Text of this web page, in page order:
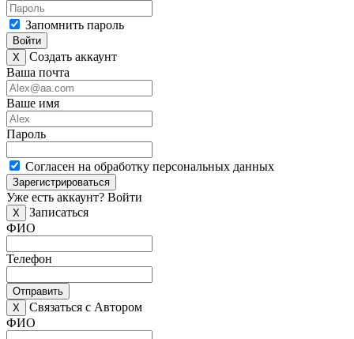
Запомнить пароль
Войти
X
Создать аккаунт
Ваша почта
Ваше имя
Пароль
Согласен на обработку персональных данных
Зарегистрироваться
Уже есть аккаунт? Войти
X
Записаться
ФИО
Телефон
Отправить
X
Связаться с Автором
ФИО